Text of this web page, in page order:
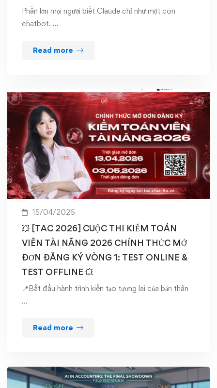
Phần lớn mọi người biết Claude chỉ như một con
chatbot. …
Read more
15/04/2026
💥 [TAC 2026] CUỘC THI KIỂM TOÁN
VIÊN TÀI NĂNG 2026 CHÍNH THỨC MỞ
ĐƠN ĐĂNG KÝ VÒNG 1: TEST ONLINE &
TEST OFFLINE 💥
📍Bắt đầu hành trình kiến tạo tương lai của bản thân
…
Read more